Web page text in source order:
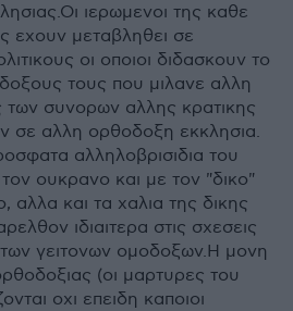
ιερωμενοι της καθε
εχουν μεταβληθει σε
οι οποιοι διδασκουν το
τους που μιλανε αλλη
συνορων αλλης κρατικης
σε αλλη ορθοδοξη εκκλησια.
αλληλοβρισιδια του
ουκρανο και με τον "δικο"
αλλα και τα χαλια της δικης
ιδιαιτερα στις σχεσεις
των γειτονων ομοδοξων.Η μονη
(οι μαρτυρες του
οχι επειδη καποιοι